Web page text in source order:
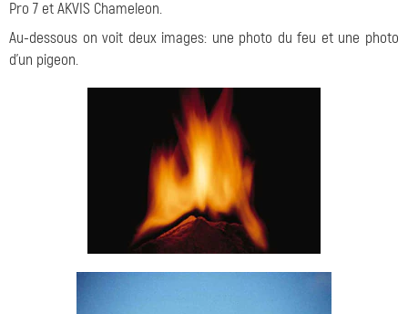
Pro 7 etAKVIS Chameleon.
Au-dessous on voit deux images: une photo du feu et une photo
d'un pigeon.